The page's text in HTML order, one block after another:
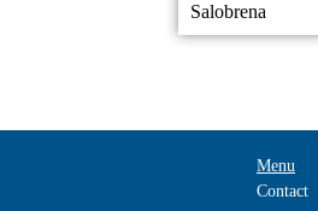
Salobrena
Menu
Contact